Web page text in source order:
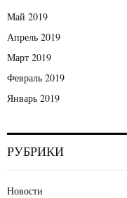
Май 2019
Апрель 2019
Март 2019
Февраль 2019
Январь 2019
РУБРИКИ
Новости